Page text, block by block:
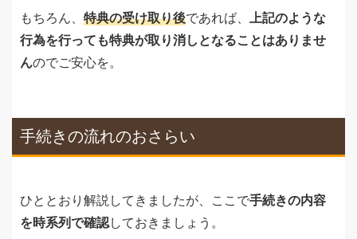
もちろん、 特典の受け取り後であれば、
上記のような
行為を行っても特典が取り消しとなることはありませ
んのでご安心を。
手続きの流れのおさらい
ひととおり解説してきましたが、ここで手続きの内容
を時系列で確認しておきましょう。